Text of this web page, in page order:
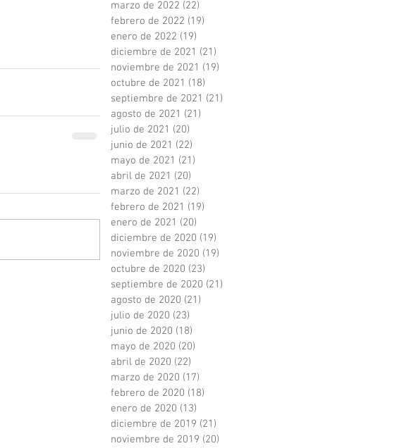
marzo de 2022 (22)
febrero de 2022 (19)
enero de 2022 (19)
diciembre de 2021 (21)
noviembre de 2021 (19)
octubre de 2021 (18)
septiembre de 2021 (21)
agosto de 2021 (21)
julio de 2021 (20)
junio de 2021 (22)
mayo de 2021 (21)
abril de 2021 (20)
marzo de 2021 (22)
febrero de 2021 (19)
enero de 2021 (20)
diciembre de 2020 (19)
noviembre de 2020 (19)
octubre de 2020 (23)
septiembre de 2020 (21)
agosto de 2020 (21)
julio de 2020 (23)
junio de 2020 (18)
mayo de 2020 (20)
abril de 2020 (22)
marzo de 2020 (17)
febrero de 2020 (18)
enero de 2020 (13)
diciembre de 2019 (21)
noviembre de 2019 (20)